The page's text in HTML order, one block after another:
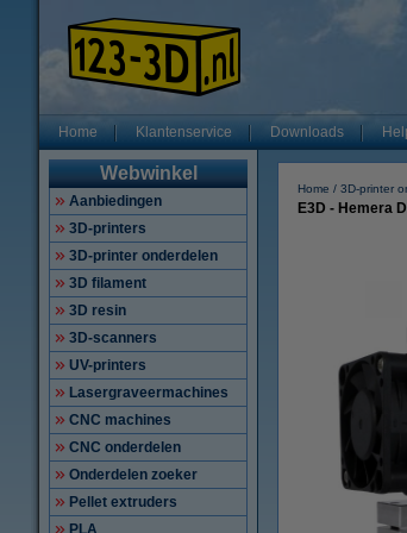
Home Klantenservice Downloads
Webwinkel
Aanbiedingen
3D-printers
3D-printer onderdelen
3D filament
3D resin
3D-scanners
UV-printers
Lasergraveermachines
CNC machines
CNC onderdelen
Onderdelen zoeker
Pellet extruders
PLA
Home 3D-printer
E3D - Hemera